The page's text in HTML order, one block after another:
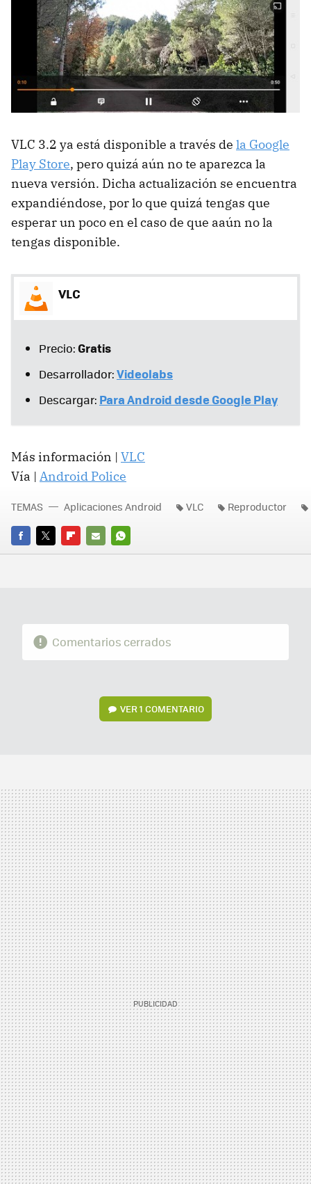
VLC 3.2 ya está disponible a través de la Google
Play Store, pero quizá aún no te aparezca la
nueva versión. Dicha actualización se encuentra
expandiéndose, por lo que quizá tengas que
esperar un poco en el caso de que aaún no la
tengas disponible.
VLC
Precio:Gratis
Desarrollador:Videolabs
Descargar: Para Android desde Google Play
Más información | VLC
Vía | Android Police
FACEBOOK
TWITTERFLIPBOARD
E-
WHATSAPP
TEMAS Aplicaciones Android VLC Reproductor
Comentarios cerrados
VER1 COMENTARIO